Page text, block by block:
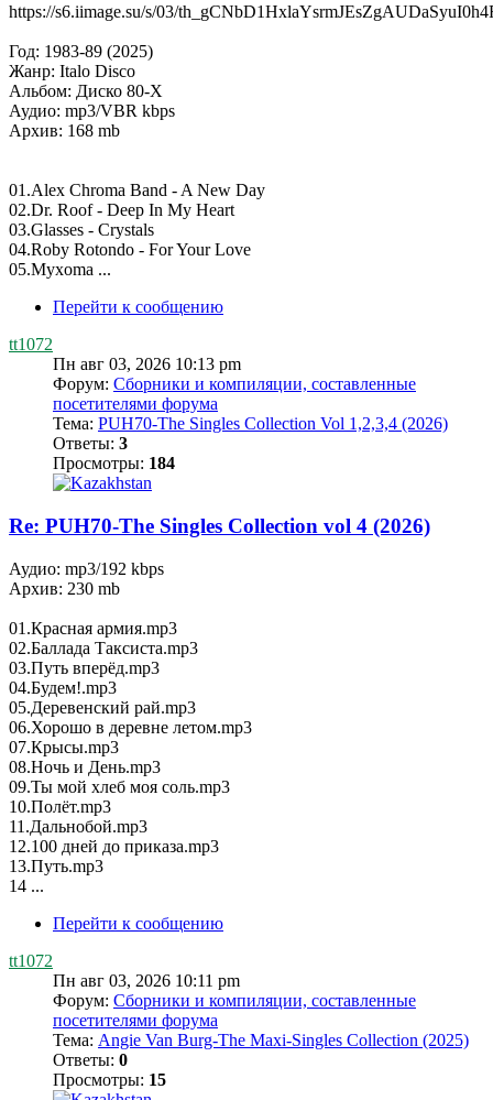
https://s6.iimage.su/s/03/
Год: 1983-89 (2025)
Жанр: Italo Disco
Альбом: Диско 80-Х
Аудио: mp3/VBR kbps
Архив: 168 mb
01.Alex Chroma Band - A New Day
02.Dr. Roof - Deep In My Heart
03.Glasses - Crystals
04.Roby Rotondo - For Your Love
05.Myxoma ...
Перейти к сообщению
tt1072
Пн авг 03, 2026 10:13 pm
Форум: Сборники и компиляции, составленные
посетителями форума
Тема: PUH70-The Singles Collection Vol 1,2,3,4 (2026)
Ответы: 3
Просмотры: 184
Re: PUH70-The Singles Collection vol 4 (2026)
Аудио: mp3/192 kbps
Архив: 230 mb
01.Красная армия.mp3
02.Баллада Таксиста.mp3
03.Путь вперёд.mp3
04.Будем!.mp3
05.Деревенский рай.mp3
06.Хорошо в деревне летом.mp3
07.Крысы.mp3
08.Ночь и День.mp3
09.Ты мой хлеб моя соль.mp3
10.Полёт.mp3
11.Дальнобой.mp3
12.100 дней до приказа.mp3
13.Путь.mp3
14 ...
Перейти к сообщению
tt1072
Пн авг 03, 2026 10:11 pm
Форум: Сборники и компиляции, составленные
посетителями форума
Тема: Angie Van Burg-The Maxi-Singles Collection (2025)
Ответы: 0
Просмотры: 15